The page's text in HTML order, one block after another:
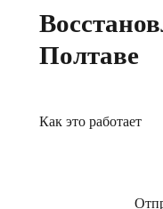
Полтаве
Как это работает